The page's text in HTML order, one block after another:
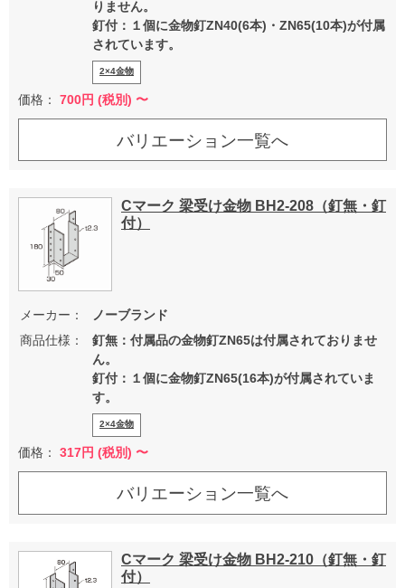
りません。
釘付：１個に金物釘ZN40(6本)・ZN65(10本)が付属
されています。
2×4金物
価格： 700円 (税別) 〜
バリエーション一覧へ
Cマーク 梁受け金物 BH2-208（釘無・釘
付）
メーカー：
ノーブランド
商品仕様：
釘無：付属品の金物釘ZN65は付属されておりませ
ん。
釘付：１個に金物釘ZN65(16本)が付属されていま
す。
2×4金物
価格： 317円 (税別) 〜
バリエーション一覧へ
Cマーク 梁受け金物 BH2-210（釘無・釘
付）